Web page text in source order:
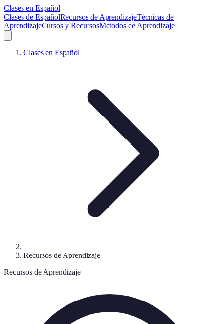
Clases en Español
Clases de EspañolRecursos de AprendizajeTécnicas de
AprendizajeCursos y RecursosMétodos de Aprendizaje
Clases en Español
Recursos de Aprendizaje
Recursos de Aprendizaje